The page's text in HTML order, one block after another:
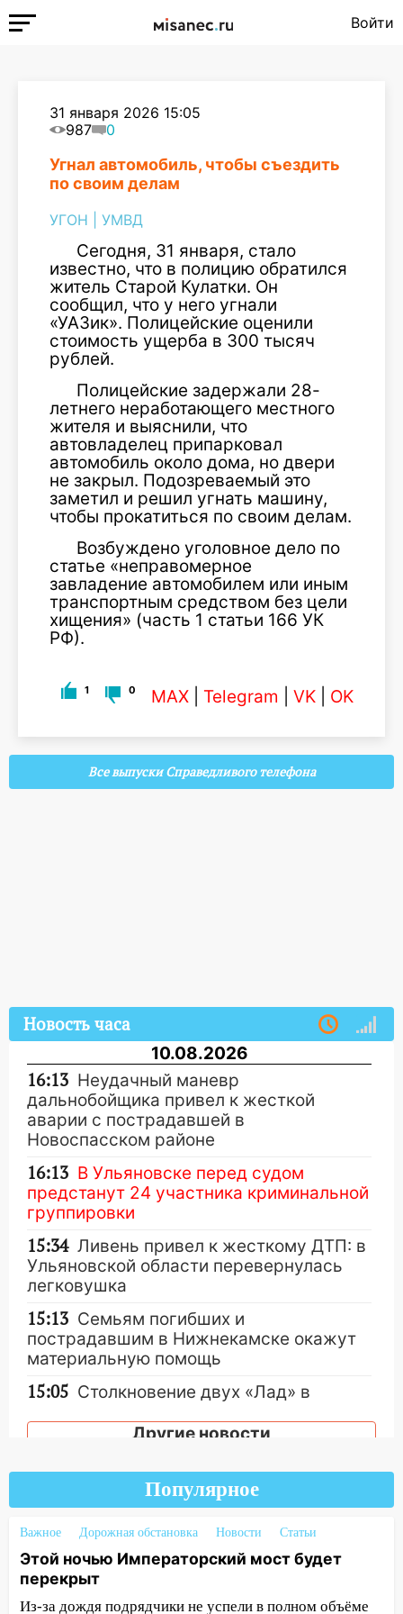
Войти
31 января 2026 15:05
987
0
Угнал автомобиль, чтобы съездить
по своим делам
УГОН УМВД
Сегодня, 31 января, стало
известно, что в полицию обратился
житель Старой Кулатки. Он
сообщил, что у него угнали
«УАЗик». Полицейские оценили
стоимость ущерба в 300 тысяч
рублей.
Полицейские задержали 28-
летнего неработающего местного
жителя и выяснили, что
автовладелец припарковал
автомобиль около дома, но двери
не закрыл. Подозреваемый это
заметил и решил угнать машину,
чтобы прокатиться по своим делам.
Возбуждено уголовное дело по
статье «неправомерное
завладение автомобилем или иным
транспортным средством без цели
хищения» (часть 1 статьи 166 УК
РФ).
1 0 MAX Telegram VK OK
Все выпуски Справедливого телефона
Новость часа
10.08.2026
16:13 Неудачный маневр
дальнобойщика привел к жесткой
аварии с пострадавшей в
Новоспасском районе
16:13 В Ульяновске перед судом
предстанут 24 участника криминальной
группировки
15:34 Ливень привел к жесткому ДТП: в
Ульяновской области перевернулась
легковушка
15:13 Семьям погибших и
пострадавшим в Нижнекамске окажут
материальную помощь
15:05 Столкновение двух «Лад» в
в больнице
перевернулся самодельный байк
выложили ориентировку на пропавшего
8 августа в шторм ульяновского
блогера
Другие новости
Популярное
Важное Дорожная обстановка Новости Статьи
Этой ночью Императорский мост будет
перекрыт
Из-за дождя подрядчики не успели в полном объёме